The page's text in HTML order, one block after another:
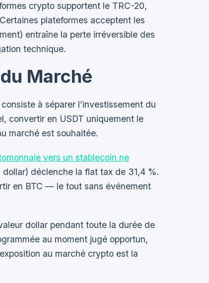
crypto supportent le TRC-20,
plateformes acceptent les
entraîne la perte irréversible des
technique.
Marché
à séparer l’investissement du
convertir en USDT uniquement le
marché est souhaitée.
vers un stablecoin ne
déclenche la flat tax de 31,4 %.
en BTC — le tout sans événement
dollar pendant toute la durée de
au moment jugé opportun,
au marché crypto est la